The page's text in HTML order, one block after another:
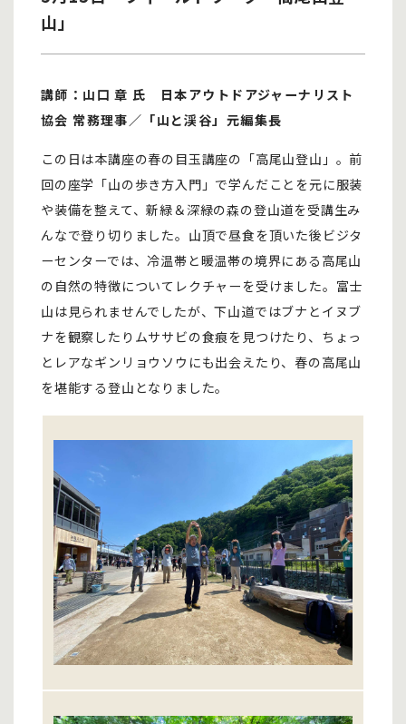
山」
講師：山口 章 氏 日本アウトドアジャーナリスト
協会 常務理事／「山と渓谷」元編集長
この日は本講座の春の目玉講座の「高尾山登山」。前
回の座学「山の歩き方入門」で学んだことを元に服装
や装備を整えて、新緑＆深緑の森の登山道を受講生み
んなで登り切りました。山頂で昼食を頂いた後ビジタ
ーセンターでは、冷温帯と暖温帯の境界にある高尾山
の自然の特徴についてレクチャーを受けました。富士
山は見られませんでしたが、下山道ではブナとイヌブ
ナを観察したりムササビの食痕を見つけたり、ちょっ
とレアなギンリョウソウにも出会えたり、春の高尾山
を堪能する登山となりました。